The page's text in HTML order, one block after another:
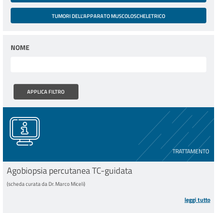
TUMORI DELL'APPARATO MUSCOLOSCHELETRICO
NOME
TRATTAMENTO
Agobiopsia percutanea TC-guidata
(scheda curata da Dr. Marco Miceli)
leggi tutto